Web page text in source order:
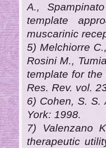
A.,
template
muscarinic
5) Melchiorre
Rosini M.,
template for
Res. Rev. vol.
6) Cohen, S. S.
York: 1998.
7) Valenzano
therapeutic